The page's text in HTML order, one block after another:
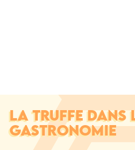
LA TRUFFE DANS
GASTRONOMIE